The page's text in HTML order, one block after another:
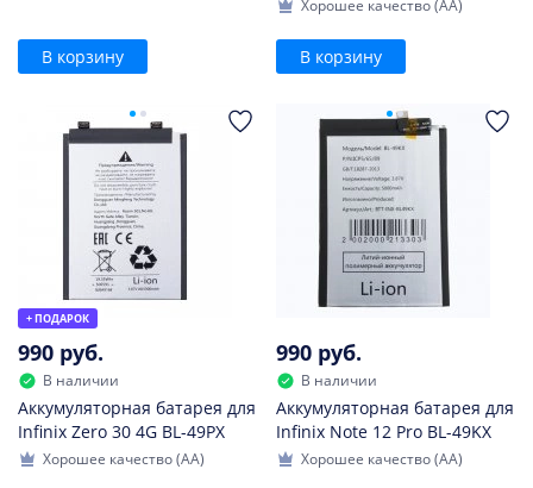
В корзину
Хорошее качество (AA)
В корзину
+ ПОДАРОК
990 руб.
В наличии
Аккумуляторная батарея для
Infinix Zero 30 4G BL-49PX
Хорошее качество (AA)
990 руб.
В наличии
Аккумуляторная батарея для
Infinix Note 12 Pro BL-49KX
Хорошее качество (AA)